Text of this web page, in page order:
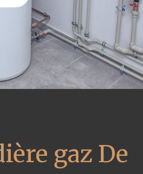
gaz De